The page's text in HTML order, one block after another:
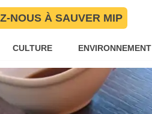
NOUS À SAUVER MIP
CULTURE ENVIRONNEMENT